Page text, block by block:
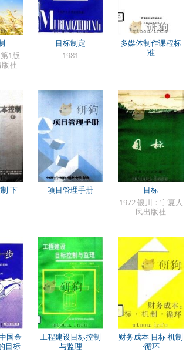
1版
社
目标制定
1981
多媒体制作课程标
准
下 项目管理手册
目标
1972 银川：宁夏人
民出版社
国金
目标
工程建设目标控制
与监理
财务成本 目标·机制
·循环